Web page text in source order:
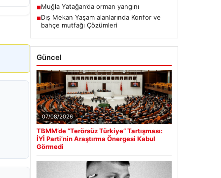
■Muğla Yatağan’da orman yangını
■Dış Mekan Yaşam alanlarında Konfor ve
bahçe mutfağı Çözümleri
Güncel
07/08/2026
TBMM’de “Terörsüz Türkiye” Tartışması:
İYİ Parti’nin Araştırma Önergesi Kabul
Görmedi